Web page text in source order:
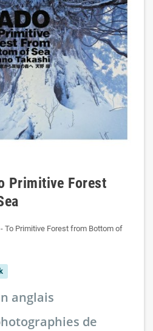
Primitive Forest
- To Primitive Forest from Bottom of
anglais
de